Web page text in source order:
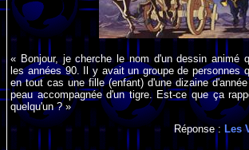
« Bonjour, je cherche le nom d'un dessin animé
les années 90. Il y avait un groupe de personnes
en tout cas une fille (enfant) d'une dizaine
peau accompagnée d'un tigre. Est-ce que ça
quelqu'un ? »
Réponse : Les